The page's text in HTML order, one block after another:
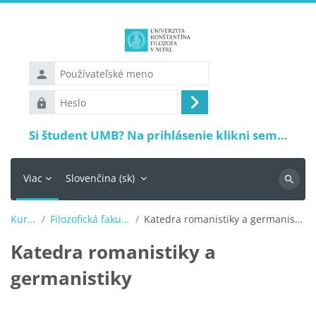
Používateľské
meno
Heslo
Prihlásiť
sa
Si študent UMB? Na prihlásenie klikni sem...
Viac Slovenčina ‎(sk)‎
Kurzy Filozofická fakulta Katedra romanistiky a germanistiky
Katedra romanistiky a
germanistiky